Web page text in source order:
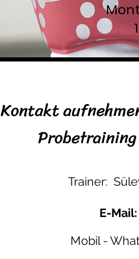
Kontakt
Trainer:
E-
Mobil -